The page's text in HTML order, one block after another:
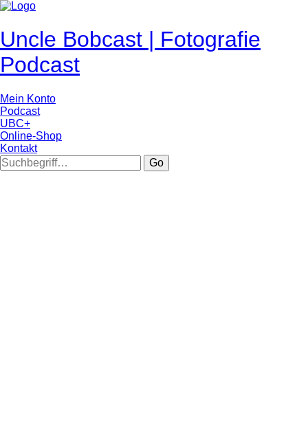
Uncle Bobcast | Fotografie
Podcast
Mein Konto
Podcast
UBC+
Online-Shop
Kontakt
Go